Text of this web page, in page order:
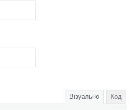
Візуально Код